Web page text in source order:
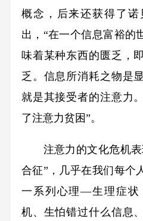
概念，后来还获得了
出，“在一个信息富裕的
味着某种东西的匮乏，
乏。信息所消耗之物是
就是其接受者的注意力
了注意力贫困”。
注意力的文化危机表
合征”，几乎在我们每个
一系列心理—生理症状
机、生怕错过什么信息